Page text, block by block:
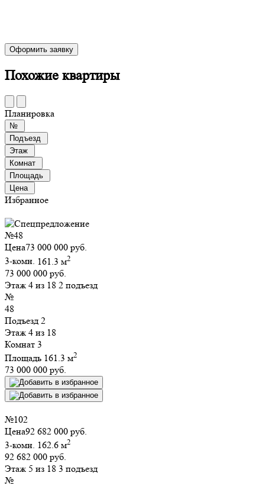
Оформить заявку
Похожие квартиры
Планировка
№
Подъезд
Этаж
Комнат
Площадь
Цена
Избранное
№48
Цена73 000 000 руб.
3-комн. 161.3 м2
73 000 000 руб.
Этаж 4 из 18 2 подъезд
№
48
Подъезд 2
Этаж 4 из 18
Комнат 3
Площадь 161.3 м2
73 000 000 руб.
№102
Цена92 682 000 руб.
3-комн. 162.6 м2
92 682 000 руб.
Этаж 5 из 18 3 подъезд
№